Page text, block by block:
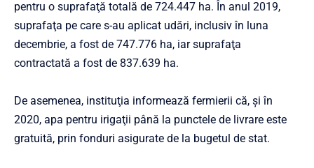
pentru o suprafaţă totală de 724.447 ha. În anul 2019,
suprafaţa pe care s-au aplicat udări, inclusiv în luna
decembrie, a fost de 747.776 ha, iar suprafaţa
contractată a fost de 837.639 ha.
De asemenea, instituţia informează fermierii că, şi în
2020, apa pentru irigaţii până la punctele de livrare este
gratuită, prin fonduri asigurate de la bugetul de stat.